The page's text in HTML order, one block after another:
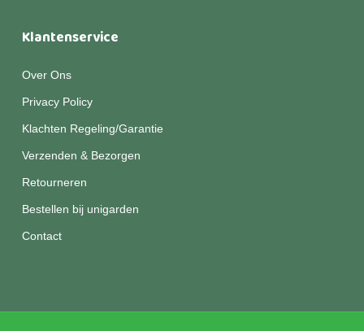
Klantenservice
Over Ons
Privacy Policy
Klachten Regeling/Garantie
Verzenden & Bezorgen
Retourneren
Bestellen bij unigarden
Contact